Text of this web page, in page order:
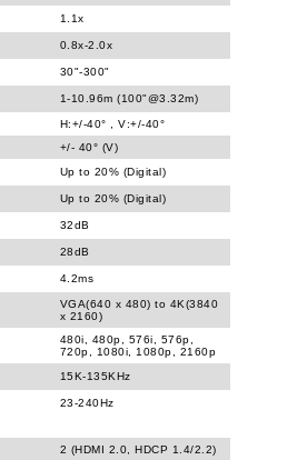
1.1x
0.8x-2.0x
30"-300"
1-10.96m (100"@3.32m)
H:+/-40° , V:+/-40°
+/- 40° (V)
Up to 20% (Digital)
Up to 20% (Digital)
32dB
28dB
4.2ms
VGA(640 x 480) to 4K(3840
x 2160)
480i, 480p, 576i, 576p,
720p, 1080i, 1080p, 2160p
15K-135KHz
23-240Hz
2 (HDMI 2.0, HDCP 1.4/2.2)